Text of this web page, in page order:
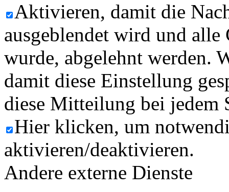
Aktivieren, damit die
ausgeblendet wird und
wurde, abgelehnt werden.
damit diese Einstellung
diese Mitteilung bei jedem
Hier klicken, um
aktivieren/deaktivieren.
Andere externe Dienste